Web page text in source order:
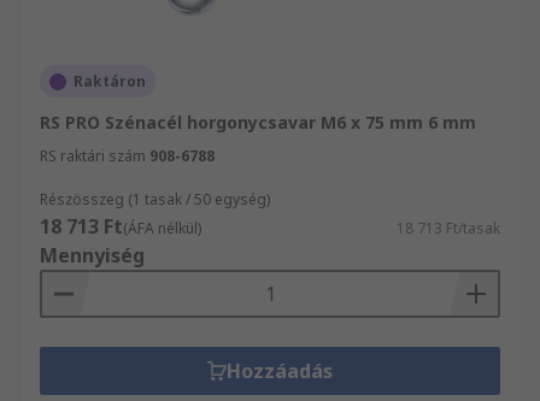
Raktáron
RS PRO Szénacél horgonycsavar M6 x 75 mm 6 mm
RS raktári szám 908-6788
Részösszeg (1 tasak / 50 egység)
18 713 Ft(ÁFA nélkül) 18 713 Ft/tasak
Mennyiség
Hozzáadás